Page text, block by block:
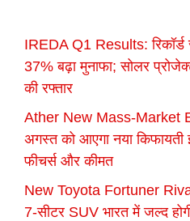
IREDA Q1 Results:
37% बढ़ा मुनाफा; सोलर
की रफ्तार
Ather New Mass-Market
अगस्त को आएगा नया
फीचर्स और कीमत
New Toyota Fortuner
7-सीटर SUV भारत में जल्द